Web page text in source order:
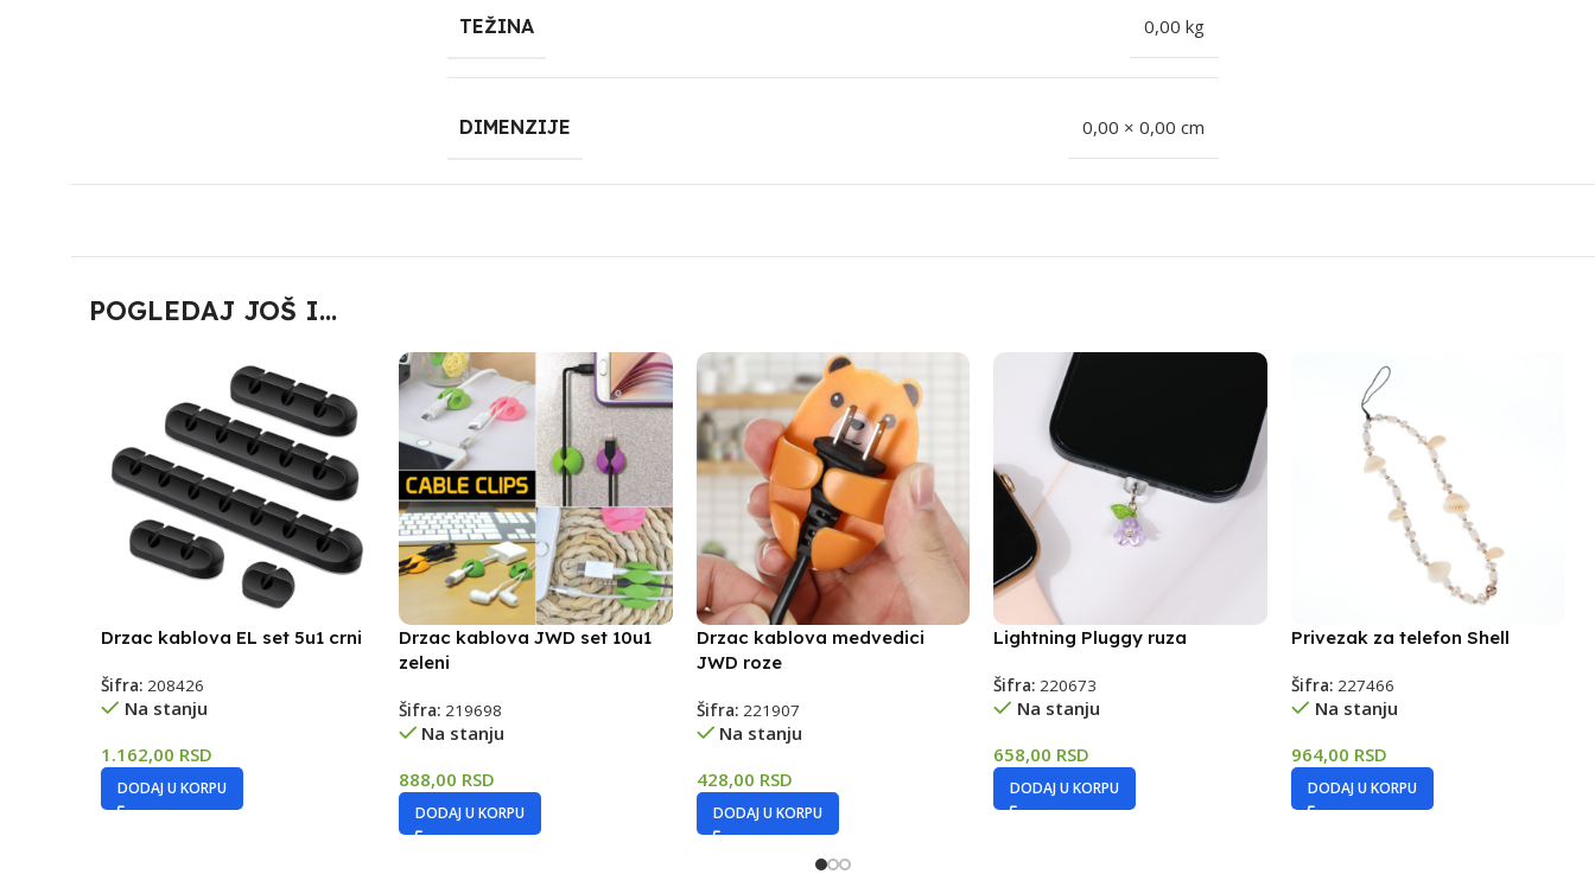
TEŽINA 0,00 kg
DIMENZIJE 0,00 × 0,00 cm
POGLEDAJ JOŠ I...
Drzac kablova EL set 5u1 crni
Šifra: 208426
Na stanju
1.162,00 RSD
DODAJ U KORPU
Drzac kablova JWD set 10u1
zeleni
Šifra: 219698
Na stanju
888,00 RSD
DODAJ U KORPU
Drzac kablova medvedici
JWD roze
Šifra: 221907
Na stanju
428,00 RSD
DODAJ U KORPU
Lightning Pluggy ruza
Šifra:220673
Na stanju
658,00 RSD
DODAJ U KORPU
Privezak za telefon Shell
Šifra:227466
Na stanju
964,00 RSD
DODAJ U KORPU